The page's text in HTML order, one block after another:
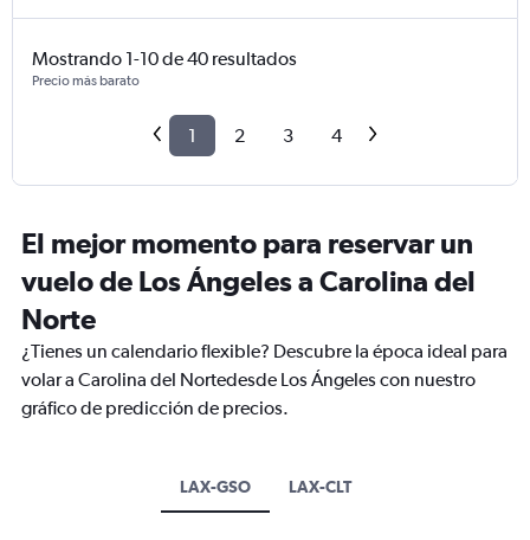
Mostrando 1-10 de 40 resultados
Precio más barato
1 2 3 4
El mejor momento para reservar un
vuelo de Los Ángeles a Carolina del
Norte
¿Tienes un calendario flexible? Descubre la época ideal para
volar a Carolina del Nortedesde Los Ángeles con nuestro
gráfico de predicción de precios.
LAX-GSO LAX-CLT